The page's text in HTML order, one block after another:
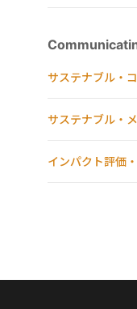
サステナブル・
サステナブル・
インパクト評価